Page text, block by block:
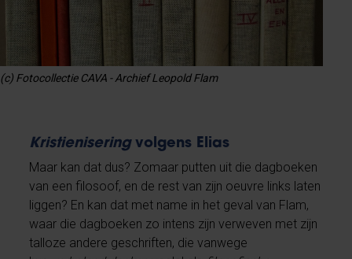
(c) Fotocollectie CAVA - Archief Leopold Flam
Kristieniseringvolgens Elias
Maar kan dat dus? Zomaar putten uit die dagboeken
van een filosoof, en de rest van zijn oeuvre links laten
liggen? En kan dat met name in het geval van Flam,
waar die dagboeken zo intens zijn verweven met zijn
talloze andere geschriften, die vanwege